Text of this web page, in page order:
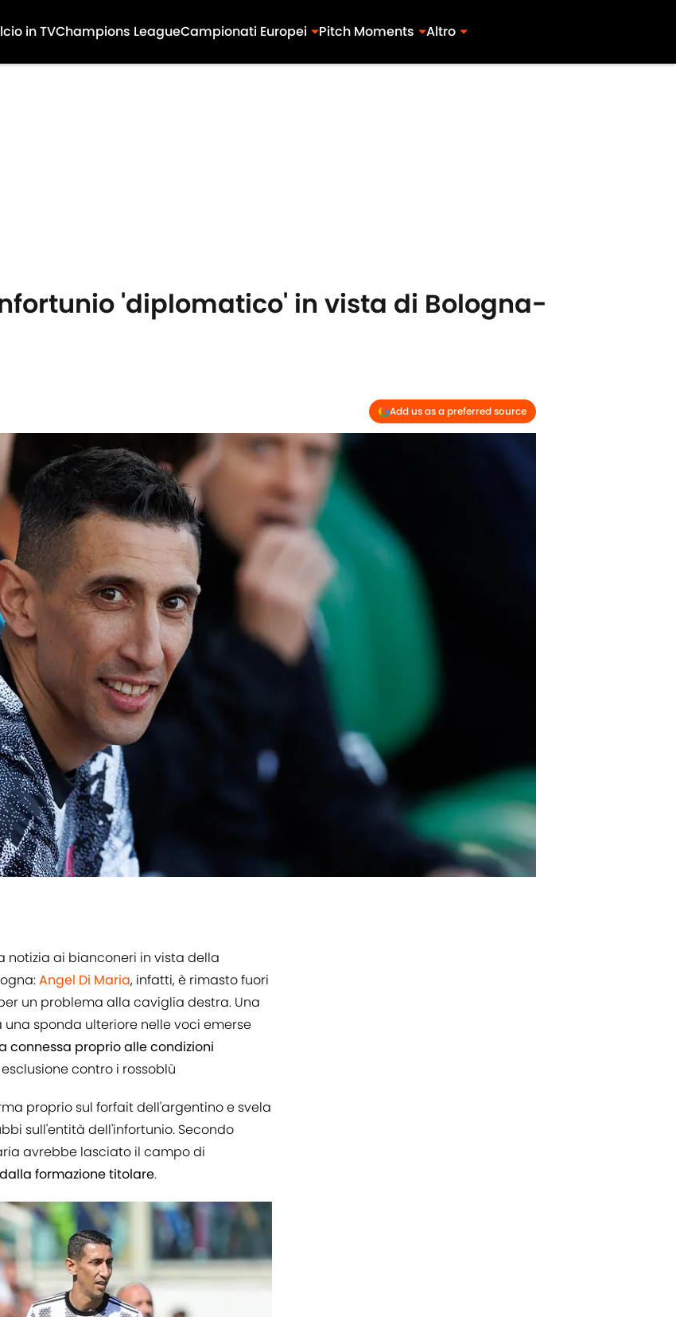
in TVChampions LeagueCampionati Europei Pitch Moments Altro
'diplomatico' in vista di Bologna-
Add us as a preferred source
ai bianconeri in vista della
Angel Di Maria, infatti, è rimasto fuori
un problema alla caviglia destra. Una
sponda ulteriore nelle voci emerse
connessa proprio alle condizioni
contro i rossoblù
proprio sul forfait dell'argentino e svela
sull'entità dell'infortunio. Secondo
avrebbe lasciato il campo di
formazione titolare.